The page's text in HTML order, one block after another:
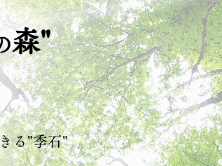
森"
る"季石"